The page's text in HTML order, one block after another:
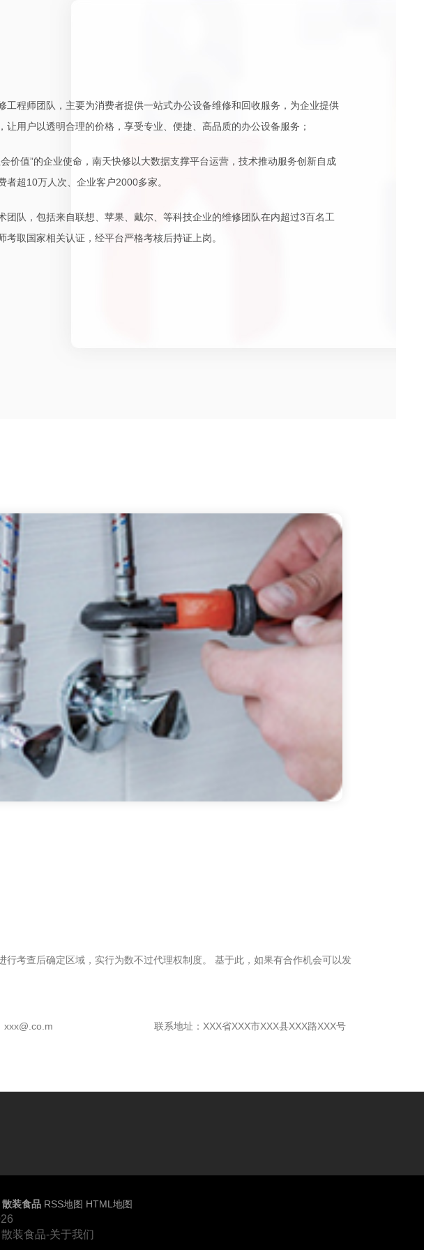
工程师团队，主要为消费者提供一站式办公设备维修和回收服务，为企业提供
让用户以透明合理的价格，享受专业、便捷、高品质的办公设备服务；
价值”的企业使命，南天快修以大数据支撑平台运营，技术推动服务创新自成
者超10万人次、企业客户2000多家。
团队，包括来自联想、苹果、戴尔、等科技企业的维修团队在内超过3百名工
考取国家相关认证，经平台严格考核后持证上岗。
考查后确定区域，实行为数不过代理权制度。 基于此，如果有合作机会可以发
xxx@.co.m 联系地址：XXX省XXX市XXX县XXX路XXX号
装食品 RSS地图 HTML地图
装食品-关于我们